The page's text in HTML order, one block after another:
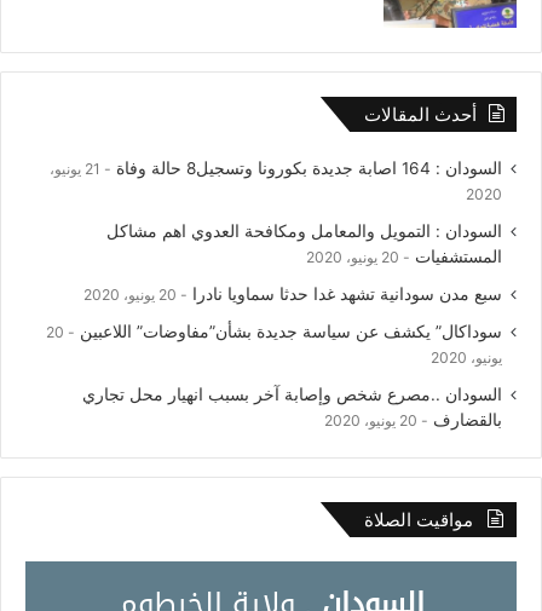
أحدث المقالات
السودان : 164 اصابة جديدة بكورونا وتسجيل8 حالة وفاة
21 يونيو،
2020
السودان : التمويل والمعامل ومكافحة العدوي اهم مشاكل
المستشفيات
20 يونيو، 2020
سبع مدن سودانية تشهد غدا حدثا سماويا نادرا 20 يونيو، 2020
سوداكال” يكشف عن سياسة جديدة بشأن”مفاوضات” اللاعبين
20
يونيو، 2020
السودان ..مصرع شخص وإصابة آخر بسبب انهيار محل تجاري
بالقضارف
20 يونيو، 2020
مواقيت الصلاة